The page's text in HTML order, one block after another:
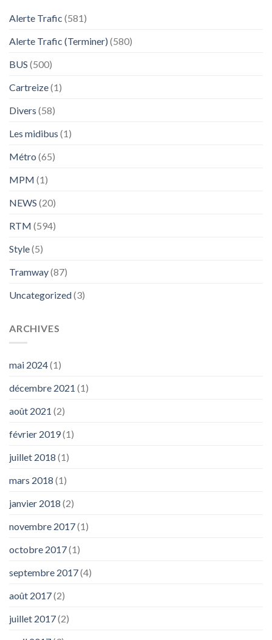
Alerte Trafic (581)
Alerte Trafic (Terminer) (580)
BUS (500)
Cartreize(1)
Divers (58)
Les midibus (1)
Métro (65)
MPM (1)
NEWS (20)
RTM (594)
Style(5)
Tramway(87)
Uncategorized(3)
ARCHIVES
mai 2024(1)
décembre 2021 (1)
août 2021 (2)
février 2019(1)
juillet 2018 (1)
mars 2018 (1)
janvier 2018 (2)
novembre 2017(1)
octobre 2017(1)
septembre 2017(4)
août 2017(2)
juillet 2017(2)